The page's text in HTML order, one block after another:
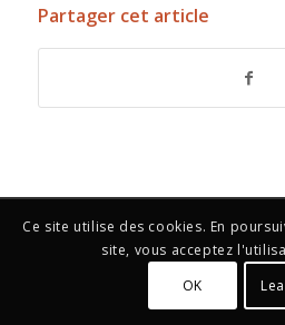
Partager cet article
Ce site utilise des cookies. En
site, vous acceptez
OK